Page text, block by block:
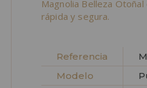
Magnolia Belleza
rápida y segura.
Referencia
Modelo